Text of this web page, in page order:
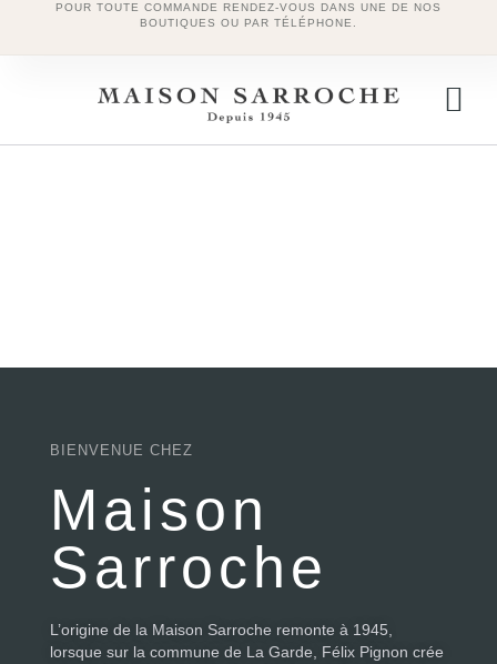
POUR TOUTE COMMANDE RENDEZ-VOUS DANS UNE DE NOS
BOUTIQUES OU PAR TÉLÉPHONE.
BIENVENUE CHEZ
Maison
Sarroche
L’origine de la Maison Sarroche remonte à 1945,
lorsque sur la commune de La Garde, Félix Pignon crée